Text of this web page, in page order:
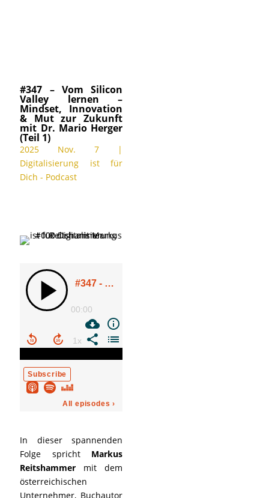
#347 – Vom Silicon
Valley lernen –
Mindset, Innovation
& Mut zur Zukunft
mit Dr. Mario Herger
(Teil 1)
2025 Nov. 7 |
Digitalisierung ist für
Dich - Podcast
In dieser spannenden
Folge spricht Markus
Reitshammer mit dem
österreichischen
Unternehmer, Buchautor